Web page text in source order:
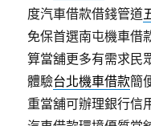
度汽車借款借錢管道
免保首選南屯機車借
算當舖更多有需求民
體驗台北機車借款簡
重當舖可辦理銀行信